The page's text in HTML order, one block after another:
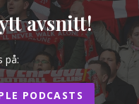
avsnitt!
på:
PODCASTS